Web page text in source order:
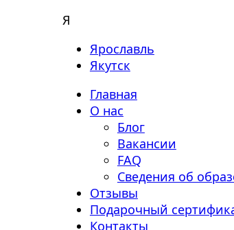
Я
Ярославль
Якутск
Главная
О нас
Блог
Вакансии
FAQ
Сведения об
Отзывы
Подарочный
Контакты